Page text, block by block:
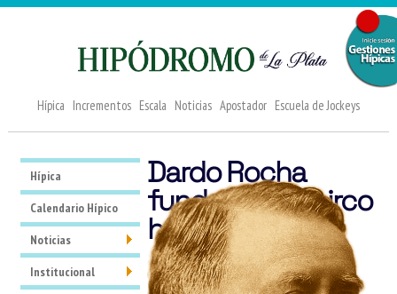
Hípica Incrementos Escala Noticias Apostador Escuela de Jockeys
Hípica
Calendario Hípico
Noticias
Institucional
Dardo Rocha
fundador del circo
hípico